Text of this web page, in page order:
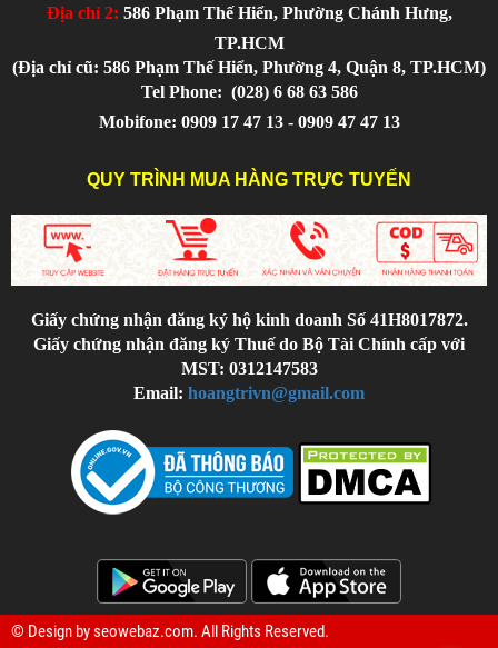
Địa chỉ 2: 586 Phạm Thế Hiển, Phường Chánh Hưng,
TP.HCM
(Địa chỉ cũ: 586 Phạm Thế Hiển, Phường 4, Quận 8, TP.HCM)
Tel Phone: (028) 6 68 63 586
Mobifone: 0909 17 47 13 - 0909 47 47 13
QUY TRÌNH MUA HÀNG TRỰC TUYẾN
Giấy chứng nhận đăng ký hộ kinh doanh Số 41H8017872.
Giấy chứng nhận đăng ký Thuế do Bộ Tài Chính cấp với
MST: 0312147583
Email: hoangtrivn@gmail.com
© Design byseowebaz.com. All Rights Reserved.